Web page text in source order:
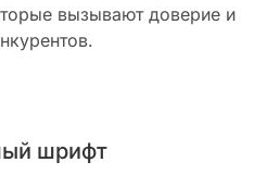
вызывают доверие и
шрифт